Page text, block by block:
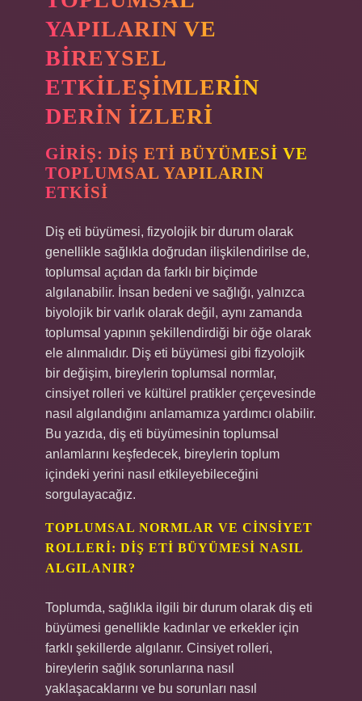
YAPILARIN VE
BIREYSEL
ETKILEŞIMLERIN
DERIN İZLERI
GIRIŞ: DIŞ ETI BÜYÜMESI VE
TOPLUMSAL YAPILARIN
ETKISI
Diş eti büyümesi, fizyolojik bir durum olarak
genellikle sağlıkla doğrudan ilişkilendirilse de,
toplumsal açıdan da farklı bir biçimde
algılanabilir. İnsan bedeni ve sağlığı, yalnızca
biyolojik bir varlık olarak değil, aynı zamanda
toplumsal yapının şekillendirdiği bir öğe olarak
ele alınmalıdır. Diş eti büyümesi gibi fizyolojik
bir değişim, bireylerin toplumsal normlar,
cinsiyet rolleri ve kültürel pratikler çerçevesinde
nasıl algılandığını anlamamıza yardımcı olabilir.
Bu yazıda, diş eti büyümesinin toplumsal
anlamlarını keşfedecek, bireylerin toplum
içindeki yerini nasıl etkileyebileceğini
sorgulayacağız.
TOPLUMSAL NORMLAR VE CINSIYET
ROLLERI: DIŞ ETI BÜYÜMESI NASIL
ALGILANIR?
Toplumda, sağlıkla ilgili bir durum olarak diş eti
büyümesi genellikle kadınlar ve erkekler için
farklı şekillerde algılanır. Cinsiyet rolleri,
bireylerin sağlık sorunlarına nasıl
yaklaşacaklarını ve bu sorunları nasıl